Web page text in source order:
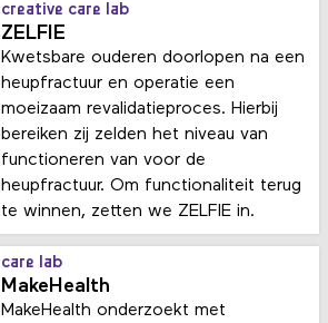
creative care lab
ZELFIE
Kwetsbare ouderen doorlopen na een
heupfractuur en operatie een
moeizaam revalidatieproces. Hierbij
bereiken zij zelden het niveau van
functioneren van voor de
heupfractuur. Om functionaliteit terug
te winnen, zetten we ZELFIE in.
care lab
MakeHealth
MakeHealth onderzoekt met